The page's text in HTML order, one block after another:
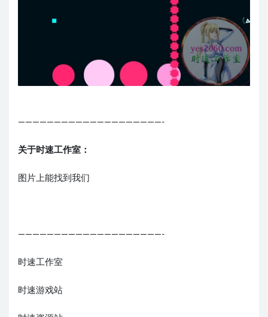
————————————————————-
关于时速工作室：
图片上能找到我们
————————————————————-
时速工作室
时速游戏站